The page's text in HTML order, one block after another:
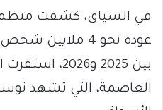
في السياق، كشفت
عودة نحو 4
بين 2025
العاصمة، التي تشهد